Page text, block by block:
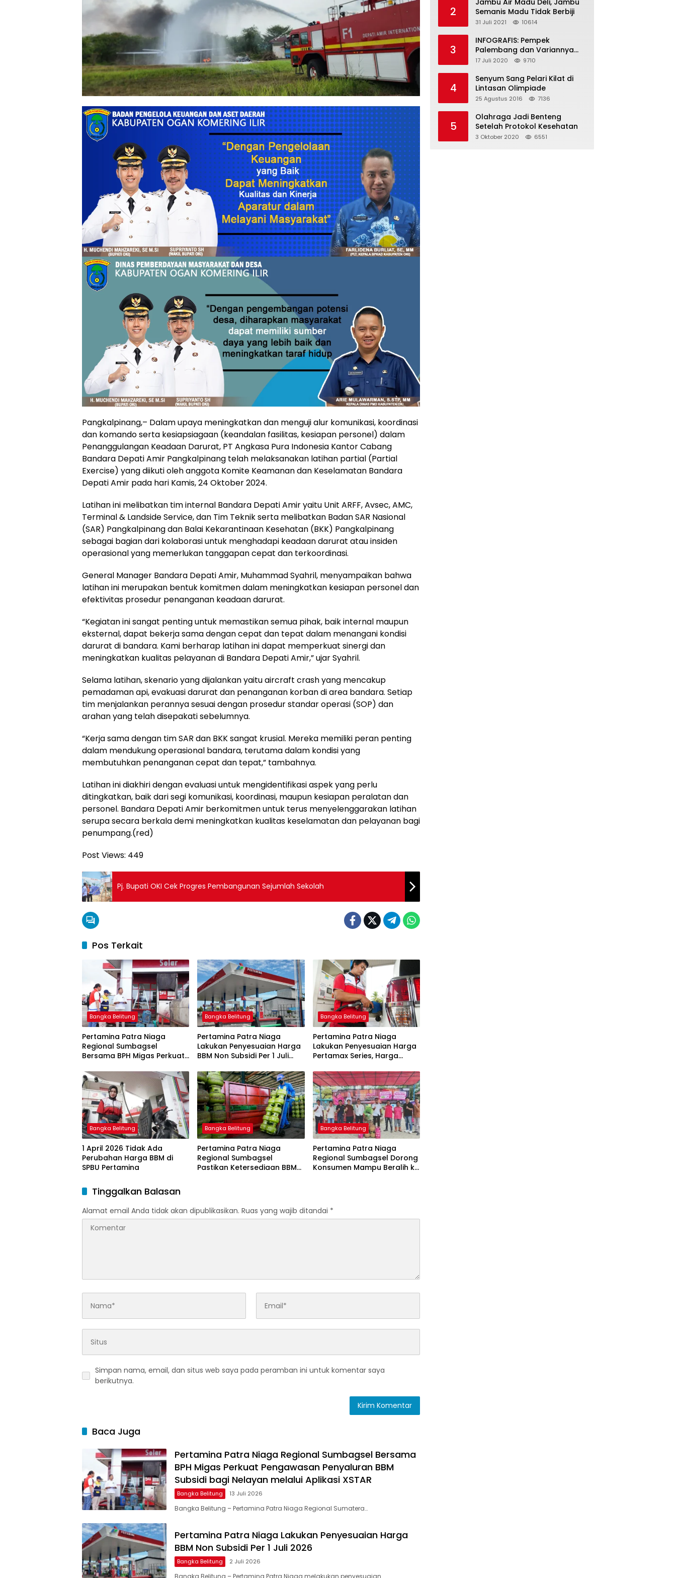
Pangkalpinang,– Dalam upaya meningkatkan dan menguji alur komunikasi, koordinasi
dan komando serta kesiapsiagaan (keandalan fasilitas, kesiapan personel) dalam
Penanggulangan Keadaan Darurat, PT Angkasa Pura Indonesia Kantor Cabang
Bandara Depati Amir Pangkalpinang telah melaksanakan latihan partial (Partial
Exercise) yang diikuti oleh anggota Komite Keamanan dan Keselamatan Bandara
Depati Amir pada hari Kamis, 24 Oktober 2024.
Latihan ini melibatkan tim internal Bandara Depati Amir yaitu Unit ARFF, Avsec, AMC,
Terminal & Landside Service, dan Tim Teknik serta melibatkan Badan SAR Nasional
(SAR) Pangkalpinang dan Balai Kekarantinaan Kesehatan (BKK) Pangkalpinang
sebagai bagian dari kolaborasi untuk menghadapi keadaan darurat atau insiden
operasional yang memerlukan tanggapan cepat dan terkoordinasi.
General Manager Bandara Depati Amir, Muhammad Syahril, menyampaikan bahwa
latihan ini merupakan bentuk komitmen dalam meningkatkan kesiapan personel dan
efektivitas prosedur penanganan keadaan darurat.
“Kegiatan ini sangat penting untuk memastikan semua pihak, baik internal maupun
eksternal, dapat bekerja sama dengan cepat dan tepat dalam menangani kondisi
darurat di bandara. Kami berharap latihan ini dapat memperkuat sinergi dan
meningkatkan kualitas pelayanan di Bandara Depati Amir,” ujar Syahril.
Selama latihan, skenario yang dijalankan yaitu aircraft crash yang mencakup
pemadaman api, evakuasi darurat dan penanganan korban di area bandara. Setiap
tim menjalankan perannya sesuai dengan prosedur standar operasi (SOP) dan
arahan yang telah disepakati sebelumnya.
“Kerja sama dengan tim SAR dan BKK sangat krusial. Mereka memiliki peran penting
dalam mendukung operasional bandara, terutama dalam kondisi yang
membutuhkan penanganan cepat dan tepat,” tambahnya.
Latihan ini diakhiri dengan evaluasi untuk mengidentifikasi aspek yang perlu
ditingkatkan, baik dari segi komunikasi, koordinasi, maupun kesiapan peralatan dan
personel. Bandara Depati Amir berkomitmen untuk terus menyelenggarakan latihan
serupa secara berkala demi meningkatkan kualitas keselamatan dan pelayanan bagi
penumpang.(red)
Post Views: 449
Pj. Bupati OKI Cek Progres Pembangunan Sejumlah Sekolah
Pos Terkait
Bangka Belitung
Pertamina Patra Niaga
Regional Sumbagsel
Bersama BPH Migas Perkuat
BBM Subsidi bagi Nelayan
melalui Aplikasi XSTAR
Bangka Belitung
Pertamina Patra Niaga
Lakukan Penyesuaian Harga
BBM Non Subsidi Per 1 Juli
Bangka Belitung
Pertamina Patra Niaga
Lakukan Penyesuaian Harga
Pertamax Series, Harga
Tetap
Bangka Belitung
1 April 2026 Tidak Ada
Perubahan Harga BBM di
SPBU Pertamina
Bangka Belitung
Pertamina Patra Niaga
Regional Sumbagsel
Pastikan Ketersediaan BBM
Bangka Belitung
Pertamina Patra Niaga
Regional Sumbagsel Dorong
Konsumen Mampu Beralih ke
Tinggalkan Balasan
Alamat email Anda tidak akan dipublikasikan. Ruas yang wajib ditandai *
Simpan nama, email, dan situs web saya pada peramban ini untuk komentar saya
berikutnya.
Baca Juga
Pertamina Patra Niaga Regional Sumbagsel Bersama
BPH Migas Perkuat Pengawasan Penyaluran BBM
Subsidi bagi Nelayan melalui Aplikasi XSTAR
Bangka Belitung 13 Juli 2026
Bangka Belitung – Pertamina Patra Niaga Regional Sumatera…
Pertamina Patra Niaga Lakukan Penyesuaian Harga
BBM Non Subsidi Per 1 Juli 2026
Bangka Belitung 2 Juli 2026
2
Jambu Air Madu Deli, Jambu
Semanis Madu Tidak Berbiji
31 Juli 2021 10614
3
INFOGRAFIS: Pempek
Palembang dan Variannya
yang Melegenda
17 Juli 2020 9710
4
Senyum Sang Pelari Kilat di
Lintasan Olimpiade
25 Agustus 2016 7136
5
Olahraga Jadi Benteng
Setelah Protokol Kesehatan
3 Oktober 2020 6551